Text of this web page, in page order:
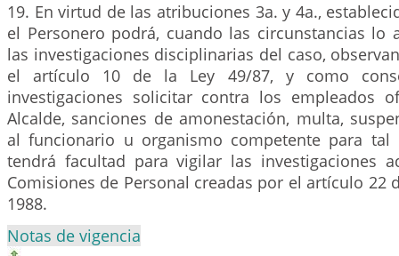
19. En virtud de las atribuciones 3a. y 4a.,
el Personero podrá, cuando las circunstancias lo
las investigaciones disciplinarias del caso,
el artículo 10 de la Ley 49/87, y como
investigaciones solicitar contra los empleados
Alcalde, sanciones de amonestación, multa,
al funcionario u organismo competente para tal
tendrá facultad para vigilar las investigaciones
Comisiones de Personal creadas por el artículo 22
1988.
Notas de vigencia